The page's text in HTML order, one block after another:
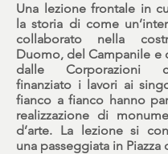
Una lezione frontale in
la storia di come
collaborato nella
Duomo, del Campanile e
dalle Corporazioni
finanziato i lavori ai
fianco a fianco hanno
realizzazione di
d’arte. La lezione si
una passeggiata in